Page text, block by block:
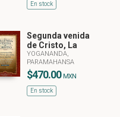
En stock
Segunda venida
de Cristo, La
YOGANANDA,
PARAMAHANSA
$470.00 MXN
En stock